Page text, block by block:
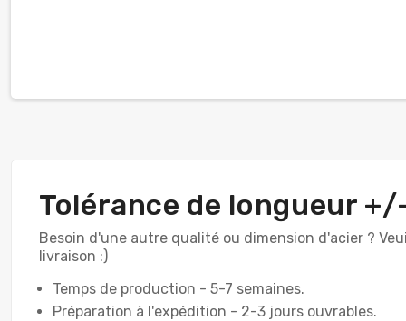
Tolérance de longueur
Besoin d'une autre qualité ou dimension d'acier ?
livraison :)
Temps de production - 5-7 semaines.
Préparation à l'expédition - 2-3 jours ouvrables.